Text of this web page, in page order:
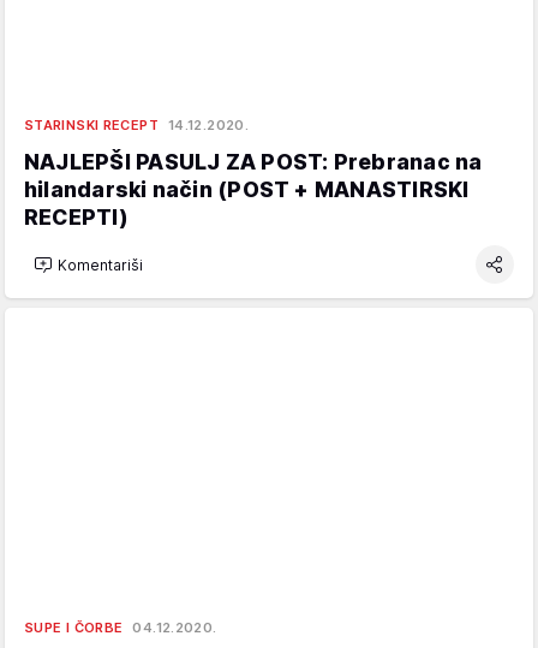
STARINSKI RECEPT 14.12.2020.
NAJLEPŠI PASULJ ZA POST: Prebranac na
hilandarski način (POST + MANASTIRSKI
RECEPTI)
Komentariši
SUPE I ČORBE 04.12.2020.